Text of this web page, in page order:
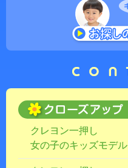
クレヨン一押し
女の子のキッズモデル